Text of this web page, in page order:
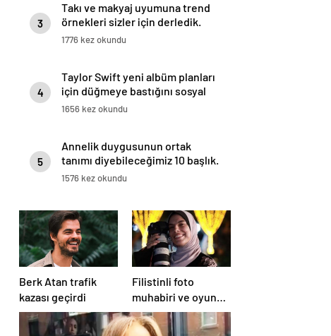
3
Takı ve makyaj uyumuna trend
örnekleri sizler için derledik.
1776 kez okundu
4
Taylor Swift yeni albüm planları
için düğmeye bastığını sosyal
medyadan duyurdu!
1656 kez okundu
5
Annelik duygusunun ortak
tanımı diyebileceğimiz 10 başlık.
1576 kez okundu
Berk Atan trafik
kazası geçirdi
Filistinli foto
muhabiri ve oyuncu
Fatima Hassona,
hava saldırısı